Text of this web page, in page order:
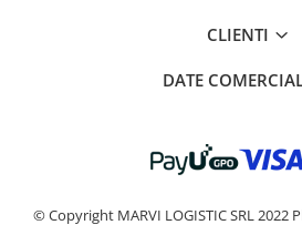
CLIENTI
DATE
© Copyright MARVI LOGISTIC SRL 2022